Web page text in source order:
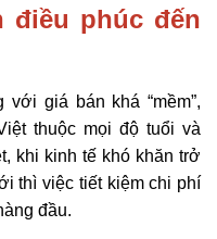
điều phúc đến
giá bán khá “mềm”,
thuộc mọi độ tuổi và
khi kinh tế khó khăn trở
thì việc tiết kiệm chi phí
đầu.